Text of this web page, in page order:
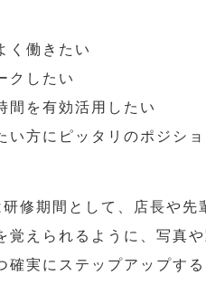
く働きたい
クしたい
間を有効活用したい
い方にピッタリのポジショ
修期間として、店長や先
覚えられるように、写真
確実にステップアップする